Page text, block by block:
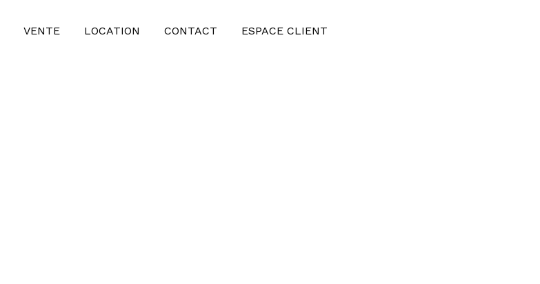
VENTE LOCATION CONTACT ESPACE CLIENT